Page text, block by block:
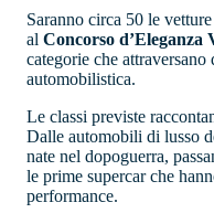
Saranno circa 50 le
al Concorso d’Eleganza
categorie che
automobilistica.
Le classi previste
Dalle automobili di lusso
nate nel dopoguerra,
le prime supercar che
performance.